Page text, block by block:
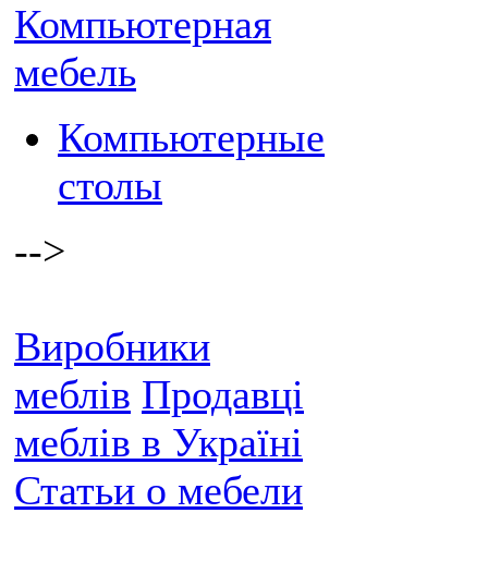
Компьютерная
мебель
Компьютерные
столы
-->
Виробники
меблів Продавці
меблів в Україні
Статьи о мебели